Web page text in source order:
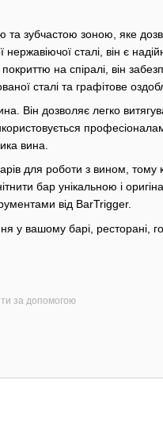
зубчастою зоною, яке
сталі, він є
на спіралі, він
сталі та графітове
Він дозволяє легко
вина.
для роботи з вином,
бар унікальною і
від BarTrigger.
у вашому барі, ресторані,
за допомогою